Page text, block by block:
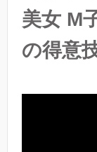
美女 M
の得意